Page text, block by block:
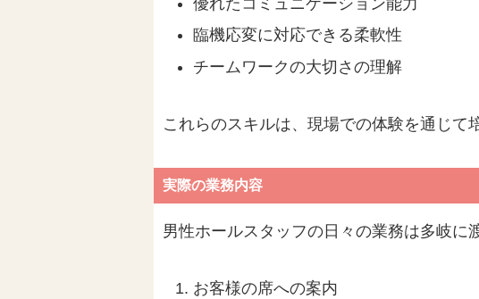
臨機応変に対応できる柔軟性
チームワークの大切さの理解
これらのスキルは、現場での体験を通じて
実際の業務内容
男性ホールスタッフの日々の業務は多岐に
お客様の席への案内